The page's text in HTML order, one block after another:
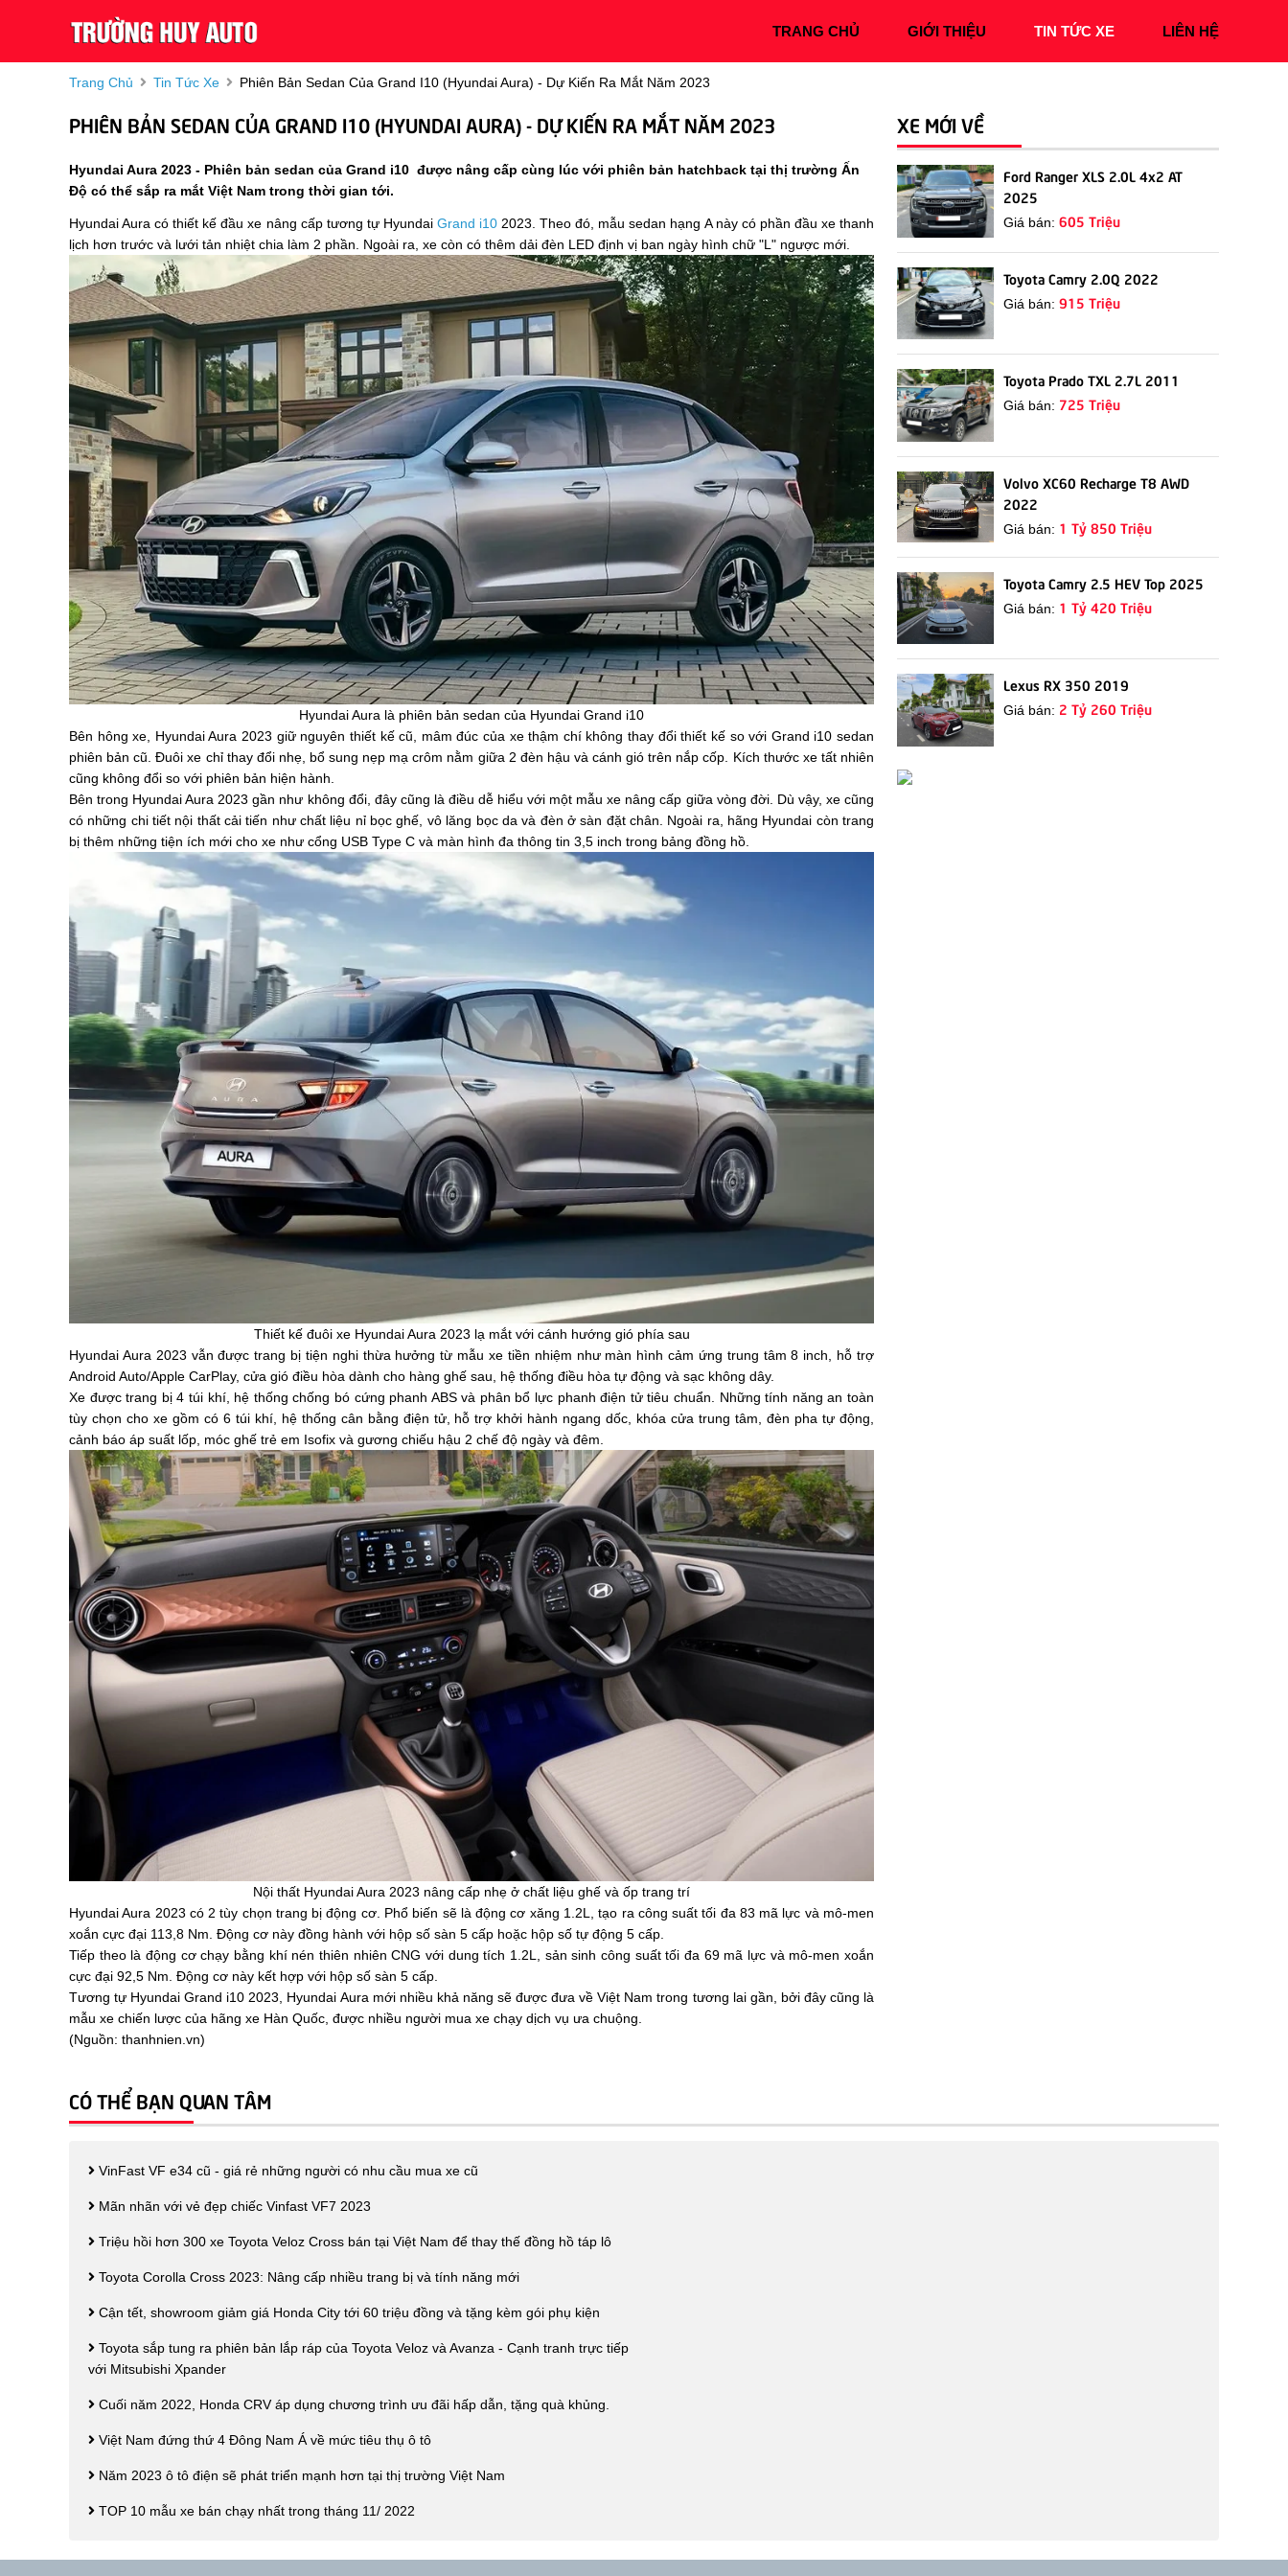
TRANG CHỦ GIỚI THIỆU TIN TỨC XE LIÊN HỆ
Trang Chủ Tin Tức Xe Phiên Bản Sedan Của Grand I10 (Hyundai Aura) - Dự Kiến Ra Mắt Năm 2023
PHIÊN BẢN SEDAN CỦA GRAND I10 (HYUNDAI AURA) - DỰ KIẾN RA MẮT NĂM 2023
Hyundai Aura 2023 - Phiên bản sedan của Grand i10 được nâng cấp cùng lúc với phiên bản hatchback tại thị trường Ấn
Độ có thể sắp ra mắt Việt Nam trong thời gian tới.
Hyundai Aura có thiết kế đầu xe nâng cấp tương tự Hyundai Grand i102023. Theo đó, mẫu sedan hạng A này có phần đầu xe thanh
lịch hơn trước và lưới tản nhiệt chia làm 2 phần. Ngoài ra, xe còn có thêm dải đèn LED định vị ban ngày hình chữ "L" ngược mới.
Hyundai Aura là phiên bản sedan của Hyundai Grand i10
Bên hông xe, Hyundai Aura 2023 giữ nguyên thiết kế cũ, mâm đúc của xe thậm chí không thay đổi thiết kế so với Grand i10 sedan
phiên bản cũ. Đuôi xe chỉ thay đổi nhẹ, bổ sung nẹp mạ crôm nằm giữa 2 đèn hậu và cánh gió trên nắp cốp. Kích thước xe tất nhiên
cũng không đổi so với phiên bản hiện hành.
Bên trong Hyundai Aura 2023 gần như không đổi, đây cũng là điều dễ hiểu với một mẫu xe nâng cấp giữa vòng đời. Dù vậy, xe cũng
có những chi tiết nội thất cải tiến như chất liệu nỉ bọc ghế, vô lăng bọc da và đèn ở sàn đặt chân. Ngoài ra, hãng Hyundai còn trang
bị thêm những tiện ích mới cho xe như cổng USB Type C và màn hình đa thông tin 3,5 inch trong bảng đồng hồ.
Thiết kế đuôi xe Hyundai Aura 2023 lạ mắt với cánh hướng gió phía sau
Hyundai Aura 2023 vẫn được trang bị tiện nghi thừa hưởng từ mẫu xe tiền nhiệm như màn hình cảm ứng trung tâm 8 inch, hỗ trợ
Android Auto/Apple CarPlay, cửa gió điều hòa dành cho hàng ghế sau, hệ thống điều hòa tự động và sạc không dây.
Xe được trang bị 4 túi khí, hệ thống chống bó cứng phanh ABS và phân bổ lực phanh điện tử tiêu chuẩn. Những tính năng an toàn
tùy chọn cho xe gồm có 6 túi khí, hệ thống cân bằng điện tử, hỗ trợ khởi hành ngang dốc, khóa cửa trung tâm, đèn pha tự động,
cảnh báo áp suất lốp, móc ghế trẻ em Isofix và gương chiếu hậu 2 chế độ ngày và đêm.
Nội thất Hyundai Aura 2023 nâng cấp nhẹ ở chất liệu ghế và ốp trang trí
Hyundai Aura 2023 có 2 tùy chọn trang bị động cơ. Phổ biến sẽ là động cơ xăng 1.2L, tạo ra công suất tối đa 83 mã lực và mô-men
xoắn cực đại 113,8 Nm. Động cơ này đồng hành với hộp số sàn 5 cấp hoặc hộp số tự động 5 cấp.
Tiếp theo là động cơ chạy bằng khí nén thiên nhiên CNG với dung tích 1.2L, sản sinh công suất tối đa 69 mã lực và mô-men xoắn
cực đại 92,5 Nm. Động cơ này kết hợp với hộp số sàn 5 cấp.
Tương tự Hyundai Grand i10 2023, Hyundai Aura mới nhiều khả năng sẽ được đưa về Việt Nam trong tương lai gần, bởi đây cũng là
mẫu xe chiến lược của hãng xe Hàn Quốc, được nhiều người mua xe chạy dịch vụ ưa chuộng.
(Nguồn: thanhnien.vn)
XE MỚI VỀ
Ford Ranger XLS 2.0L 4x2 AT
2025
Giá bán: 605 Triệu
Toyota Camry 2.0Q 2022
Giá bán: 915 Triệu
Toyota Prado TXL 2.7L 2011
Giá bán: 725 Triệu
Volvo XC60 Recharge T8 AWD
2022
Giá bán: 1 Tỷ 850 Triệu
Toyota Camry 2.5 HEV Top 2025
Giá bán: 1 Tỷ 420 Triệu
Lexus RX 350 2019
Giá bán: 2 Tỷ 260 Triệu
CÓ THỂ BẠN QUAN TÂM
VinFast VF e34 cũ - giá rẻ những người có nhu cầu mua xe cũ
Mãn nhãn với vẻ đẹp chiếc Vinfast VF7 2023
Triệu hồi hơn 300 xe Toyota Veloz Cross bán tại Việt Nam để thay thế đồng hồ táp lô
Toyota Corolla Cross 2023: Nâng cấp nhiều trang bị và tính năng mới
Cận tết, showroom giảm giá Honda City tới 60 triệu đồng và tặng kèm gói phụ kiện
Toyota sắp tung ra phiên bản lắp ráp của Toyota Veloz và Avanza - Cạnh tranh trực tiếp
với Mitsubishi Xpander
Cuối năm 2022, Honda CRV áp dụng chương trình ưu đãi hấp dẫn, tặng quà khủng.
Việt Nam đứng thứ 4 Đông Nam Á về mức tiêu thụ ô tô
Năm 2023 ô tô điện sẽ phát triển mạnh hơn tại thị trường Việt Nam
TOP 10 mẫu xe bán chạy nhất trong tháng 11/ 2022